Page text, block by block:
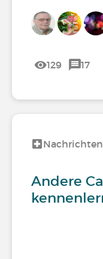
129 17
Andere